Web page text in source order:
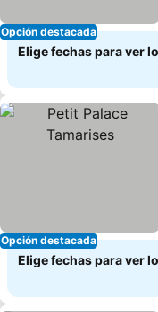
Opción destacada
Elige fechas para ver
Opción destacada
Elige fechas para ver